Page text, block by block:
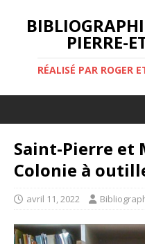
PIERRE-
RÉALISÉ PAR ROGER
Saint-Pierre et
Colonie à
avril 11, 2022